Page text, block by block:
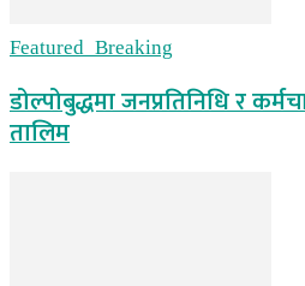
Featured_Breaking
डोल्पोबुद्धमा जनप्रतिनिधि र
तालिम